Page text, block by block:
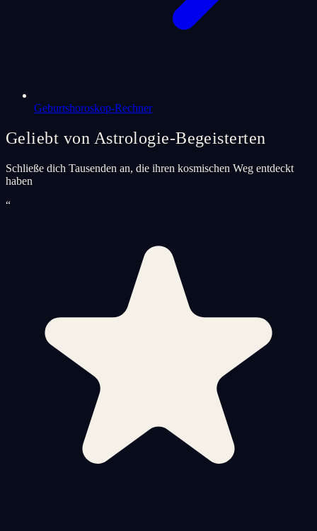
Geburtshoroskop-Rechner
Geliebt von Astrologie-Begeisterten
Schließe dich Tausenden an, die ihren kosmischen Weg entdeckt
haben
“